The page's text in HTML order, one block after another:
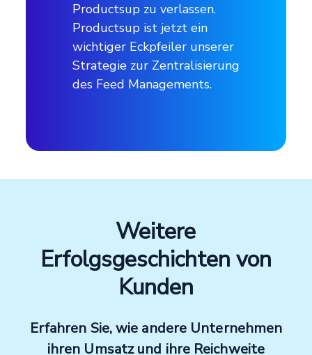
Produkte und Dienstleistungen
Urlaubspakete
Über 1000
Amsterdam, Niederlande
Über lastminute.com
lastminute.com ist der europäische
Travel-Tech-Marktführer im dynamischen
Productsup zu verlassen.
Productsup ist jetzt ein
wichtiger Eckpfeiler unserer
Strategie zur Zentralisierung
des Feed Managements.
Weitere
Erfolgsgeschichten von
Kunden
Erfahren Sie, wie andere Unternehmen
ihren Umsatz und ihre Reichweite